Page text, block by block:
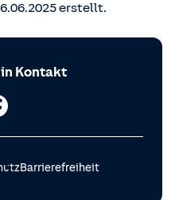
erstellt.
Kontakt
Barrierefreiheit